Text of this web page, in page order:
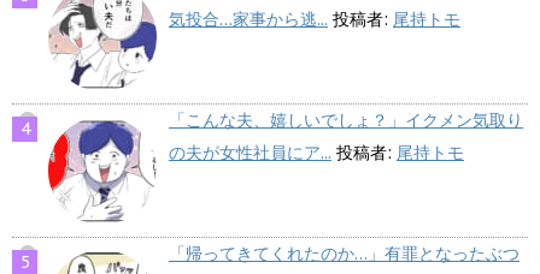
気投合…家事から逃... 投稿者: 尾持トモ
「こんな夫、嬉しいでしょ？」イクメン気取り
の夫が女性社員にア... 投稿者: 尾持トモ
「帰ってきてくれたのか…」有罪となったぶつ